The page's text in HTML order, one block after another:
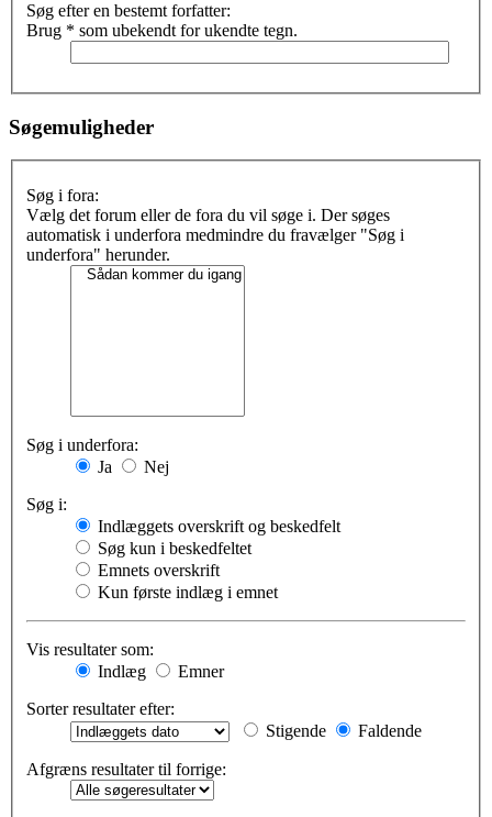
Søg efter en bestemt forfatter:
Brug * som ubekendt for ukendte tegn.
Søgemuligheder
Søg i fora:
Vælg det forum eller de fora du vil søge i. Der søges
automatisk i underfora medmindre du fravælger "Søg i
underfora" herunder.
Søg i underfora:
Ja
Nej
Søg i:
Indlæggets overskrift og beskedfelt
Søg kun i beskedfeltet
Emnets overskrift
Kun første indlæg i emnet
Vis resultater som:
Indlæg
Emner
Sorter resultater efter:
Stigende
Faldende
Afgræns resultater til forrige: